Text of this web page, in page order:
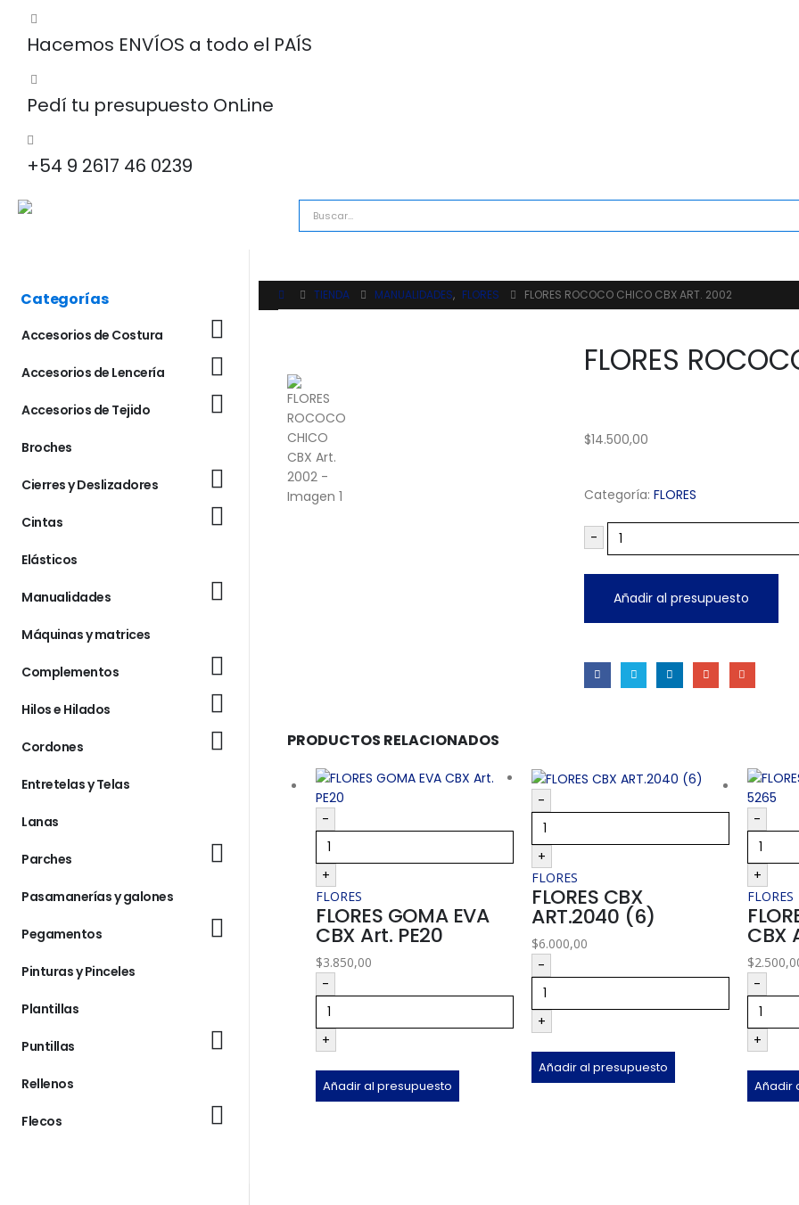
Hacemos ENVÍOS a todo el PAÍS
Pedí tu presupuesto OnLine
+54 9 2617 46 0239
TIENDA MANUALIDADES, FLORES FLORES ROCOCO CHICO CBX ART. 2002
FLORES
$14.500,00
Categoría:FLORES
-
Añadir al presupuesto
PRODUCTOS RELACIONADOS
-
+
FLORES
FLORES GOMA EVA
CBX Art. PE20
$3.850,00
-
+
Añadir al presupuesto
-
+
FLORES
FLORES CBX
ART.2040 (6)
$6.000,00
-
+
Añadir al presupuesto
-
+
FLORES
CBX
$
-
+
Añadir
Categorías
Accesorios de Costura
Accesorios de Lencería
Accesorios de Tejido
Broches
Cierres y Deslizadores
Cintas
Elásticos
Manualidades
Máquinas y matrices
Complementos
Hilos e Hilados
Cordones
Entretelas y Telas
Lanas
Parches
Pasamanerías y galones
Pegamentos
Pinturas y Pinceles
Plantillas
Puntillas
Rellenos
Flecos